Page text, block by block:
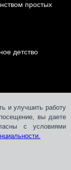
и улучшить работу
вы даете
с условиями
простых
детство
бунт